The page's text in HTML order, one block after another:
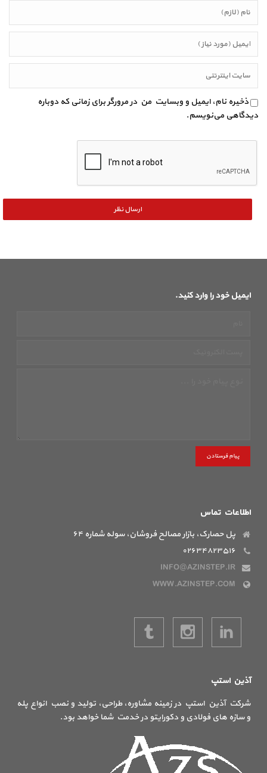
ذخیره نام، ایمیل و وبسایت من در مرورگر برای زمانی که دوباره
دیدگاهی می‌نویسم.
ایمیل خود را وارد کنید.
پیام فرستادن
اطلاعات تماس
پل حصارک، بازار مصالح فروشان، سوله شماره ۶۴
۰۲۶۳۴۸۲۳۵۱۶
INFO@AZINSTEP.IR
WWW.AZINSTEP.COM
آذین استپ
شرکت آذین استپ در زمینه مشاوره، طراحی، تولید و نصب انواع پله
و سازه های فولادی و دکورایتو در خدمت شما خواهد بود.